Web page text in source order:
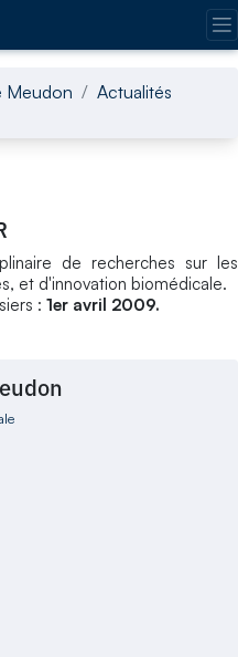
Meudon
Actualités
de recherches sur les
et d'innovation biomédicale.
: 1er avril 2009.